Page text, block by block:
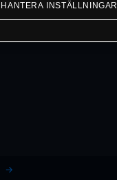
HANTERA INSTÄLLNINGAR